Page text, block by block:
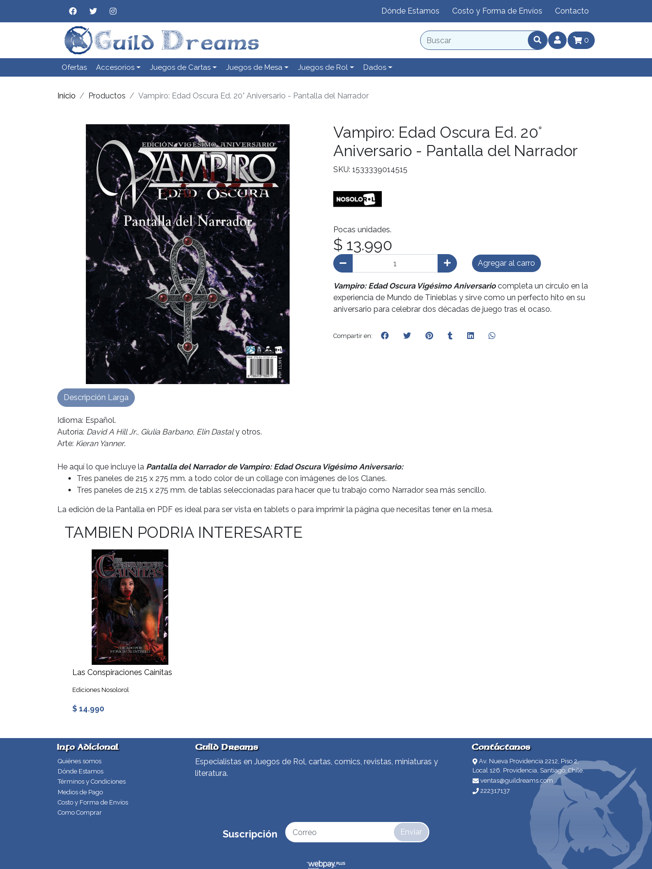
Dónde Estamos Costo y Forma de Envíos Contacto
0
Ofertas Accesorios Juegos de Cartas Juegos de Mesa Juegos de Rol Dados
Inicio Productos Vampiro: Edad Oscura Ed. 20° Aniversario - Pantalla del Narrador
Vampiro: Edad Oscura Ed. 20°
Aniversario - Pantalla del Narrador
SKU: 1533339014515
Pocas unidades.
$ 13.990
Agregar al carro
Vampiro: Edad Oscura Vigésimo Aniversariocompleta un círculo en la
experiencia de Mundo de Tinieblas y sirve como un perfecto hito en su
aniversario para celebrar dos décadas de juego tras el ocaso.
Compartir en:
Idioma: Español.
Autoría: David A Hill Jr., Giulia Barbano, Elin Dastaly otros.
Arte: Kieran Yanner.
He aquí lo que incluye la Pantalla del Narrador de Vampiro: Edad Oscura Vigésimo Aniversario:
Tres paneles de 215 x 275 mm. a todo color de un collage con imágenes de los Clanes.
Tres paneles de 215 x 275 mm. de tablas seleccionadas para hacer que tu trabajo como Narrador sea más sencillo.
La edición de la Pantalla en PDF es ideal para ser vista en tablets o para imprimir la página que necesitas tener en la mesa.
Descripción Larga
TAMBIEN PODRIA INTERESARTE
Las Conspiraciones Cainitas
Ediciones Nosolorol
$ 14.990
Info Adicional
Quiénes somos
Dónde Estamos
Términos y Condiciones
Medios de Pago
Costo y Forma de Envíos
Como Comprar
Guild Dreams
Especialistas en Juegos de Rol, cartas, comics, revistas, miniaturas y
literatura.
Contáctanos
Av. Nueva Providencia 2212, Piso 2,
Local 126. Providencia, Santiago, Chile.
ventas@guildreams.com
222317137
Suscripción Enviar